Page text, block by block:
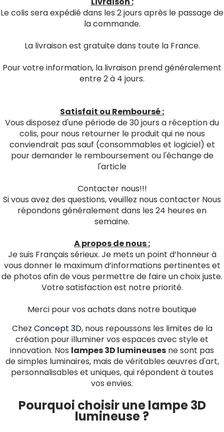
Le colis sera expédié dans les 2 jours après le passage de
la commande.
La livraison est gratuite dans toute la France.
Pour votre information, la livraison prend généralement
entre 2 à 4 jours.
Satisfait ou Remboursé :
Vous disposez d'une période de 30 jours a réception du
colis, pour nous retourner le produit qui ne nous
conviendrait pas sauf (consommables et logiciel) et
pour demander le remboursement ou l'échange de
l'article
Contacter nous!!!
Si vous avez des questions, veuillez nous contacter Nous
répondons généralement dans les 24 heures en
semaine.
A propos de nous :
Je suis Français sérieux. Je mets un point d’honneur à
vous donner le maximum d’informations pertinentes et
de photos afin de vous permettre de faire un choix juste.
Votre satisfaction est notre priorité.
Merci pour vos achats dans notre boutique
Chez Concept 3D, nous repoussons les limites de la
création pour illuminer vos espaces avec style et
innovation. Nos lampes 3D lumineuses ne sont pas
de simples luminaires, mais de véritables œuvres d'art,
personnalisables et uniques, qui répondent à toutes
vos envies.
Pourquoi choisir une lampe 3D
lumineuse ?